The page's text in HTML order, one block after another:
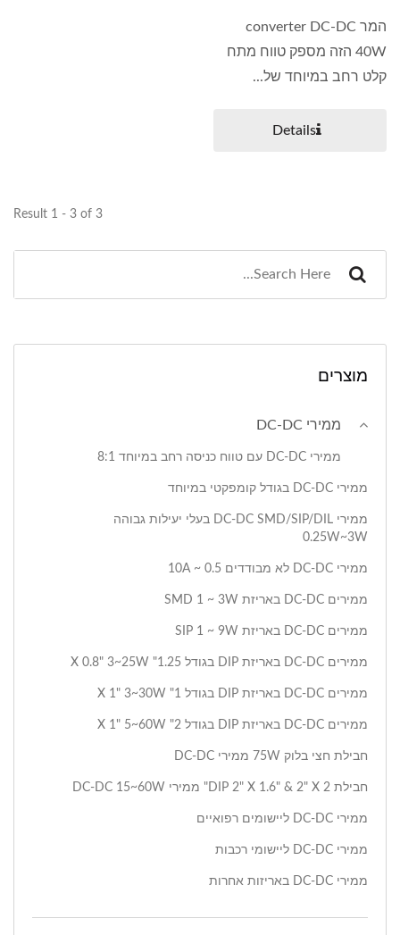
המר converter DC-DC
40W הזה מספק טווח מתח
קלט רחב במיוחד של...
Details
Result 1 - 3 of 3
מוצרים
ממירי DC-DC
ממירי DC-DC עם טווח כניסה רחב במיוחד 8:1
ממירי DC-DC בגודל קומפקטי במיוחד
ממירי DC-DC SMD/SIP/DIL בעלי יעילות גבוהה
0.25W~3W
ממירי DC-DC לא מבודדים 0.5 ~ 10A
ממירים DC-DC באריזת SMD 1 ~ 3W
ממירים DC-DC באריזת SIP 1 ~ 9W
ממירים DC-DC באריזת DIP בגודל 1.25" X 0.8" 3~25W
ממירים DC-DC באריזת DIP בגודל 1" X 1" 3~30W
ממירים DC-DC באריזת DIP בגודל 2" X 1" 5~60W
חבילת חצי בלוק 75W ממירי DC-DC
חבילת DIP 2" X 1.6" & 2" X 2" ממירי DC-DC 15~60W
ממירי DC-DC ליישומים רפואיים
ממירי DC-DC ליישומי רכבות
ממירי DC-DC באריזות אחרות